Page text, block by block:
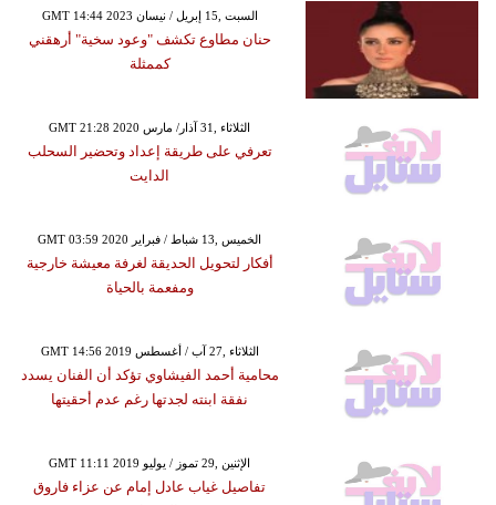
GMT 14:44 2023 السبت ,15 إبريل / نيسان
حنان مطاوع تكشف "وعود سخية" أرهقني
كممثلة
GMT 21:28 2020 الثلاثاء ,31 آذار/ مارس
تعرفي على طريقة إعداد وتحضير السحلب
الدايت
GMT 03:59 2020 الخميس ,13 شباط / فبراير
أفكار لتحويل الحديقة لغرفة معيشة خارجية
ومفعمة بالحياة
GMT 14:56 2019 الثلاثاء ,27 آب / أغسطس
محامية أحمد الفيشاوي تؤكد أن الفنان يسدد
نفقة ابنته لجدتها رغم عدم أحقيتها
GMT 11:11 2019 الإثنين ,29 تموز / يوليو
تفاصيل غياب عادل إمام عن عزاء فاروق